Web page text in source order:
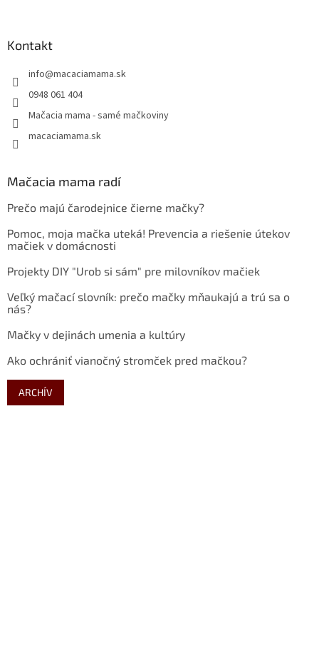
Kontakt
info@macaciamama.sk
0948 061 404
Mačacia mama - samé mačkoviny
macaciamama.sk
Mačacia mama radí
Prečo majú čarodejnice čierne mačky?
Pomoc, moja mačka uteká! Prevencia a riešenie útekov
mačiek v domácnosti
Projekty DIY "Urob si sám" pre milovníkov mačiek
Veľký mačací slovník: prečo mačky mňaukajú a trú sa o
nás?
Mačky v dejinách umenia a kultúry
Ako ochrániť vianočný stromček pred mačkou?
ARCHÍV